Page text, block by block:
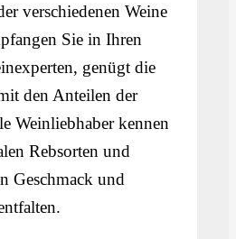
verschiedenen Weine
Sie in Ihren
genügt die
den Anteilen der
Weinliebhaber kennen
Rebsorten und
Geschmack und